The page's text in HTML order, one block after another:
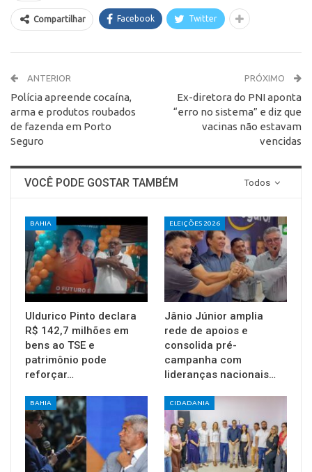
Compartilhar Facebook Twitter
ANTERIOR
Polícia apreende cocaína,
arma e produtos roubados
de fazenda em Porto
Seguro
PRÓXIMO
Ex-diretora do PNI aponta
“erro no sistema” e diz que
vacinas não estavam
vencidas
Todos
VOCÊ PODE GOSTAR TAMBÉM
BAHIA
Uldurico Pinto declara
R$ 142,7 milhões em
bens ao TSE e
patrimônio pode
reforçar…
ELEIÇÕES 2026
Jânio Júnior amplia
rede de apoios e
consolida pré-
campanha com
lideranças nacionais…
BAHIA CIDADANIA